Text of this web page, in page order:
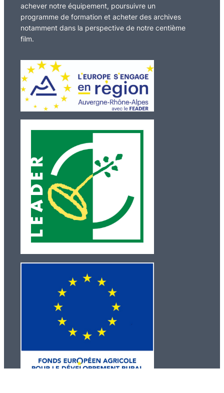
achever notre équipement, poursuivre un
programme de formation et acheter des archives
notamment dans la perspective de notre centième
film.